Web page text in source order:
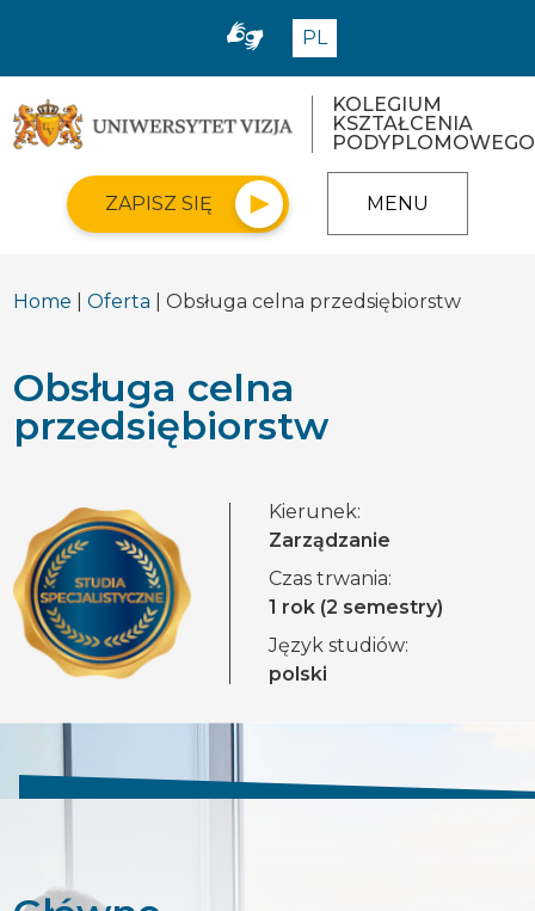
PL
KOLEGIUM
KSZTAŁCENIA
PODYPLOMOWEGO
ZAPISZ SIĘ MENU
Home |Oferta | Obsługa celna przedsiębiorstw
Obsługa celna
przedsiębiorstw
Kierunek:
Zarządzanie
Czas trwania:
1 rok (2 semestry)
Język studiów:
polski